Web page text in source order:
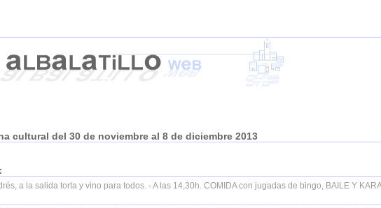
cultural del 30 de noviembre al 8 de diciembre 2013
a la salida torta y vino para todos. - A las 14,30h. COMIDA con jugadas de bingo, BAILE Y